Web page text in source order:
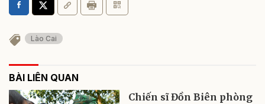
Lào Cai
BÀI LIÊN QUAN
Chiến sĩ Đồn Biên phòng